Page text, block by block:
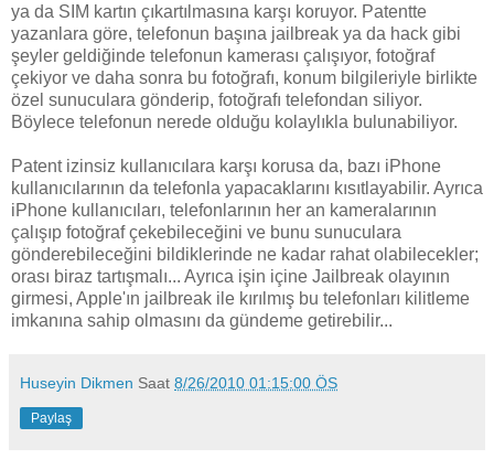
ya da SIM kartın çıkartılmasına karşı koruyor. Patentte
yazanlara göre, telefonun başına jailbreak ya da hack gibi
şeyler geldiğinde telefonun kamerası çalışıyor, fotoğraf
çekiyor ve daha sonra bu fotoğrafı, konum bilgileriyle birlikte
özel sunuculara gönderip, fotoğrafı telefondan siliyor.
Böylece telefonun nerede olduğu kolaylıkla bulunabiliyor.
Patent izinsiz kullanıcılara karşı korusa da, bazı iPhone
kullanıcılarının da telefonla yapacaklarını kısıtlayabilir. Ayrıca
iPhone kullanıcıları, telefonlarının her an kameralarının
çalışıp fotoğraf çekebileceğini ve bunu sunuculara
gönderebileceğini bildiklerinde ne kadar rahat olabilecekler;
orası biraz tartışmalı... Ayrıca işin içine Jailbreak olayının
girmesi, Apple'ın jailbreak ile kırılmış bu telefonları kilitleme
imkanına sahip olmasını da gündeme getirebilir...
Huseyin Dikmen Saat 8/26/2010 01:15:00 ÖS
Paylaş